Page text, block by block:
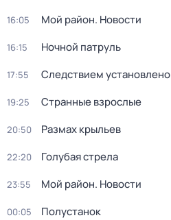
16:05 Мой район. Новости
16:15 Ночной патруль
17:55 Следствием установлено
19:25 Странные взрослые
20:50 Размах крыльев
22:20 Голубая стрела
23:55 Мой район. Новости
00:05 Полустанок